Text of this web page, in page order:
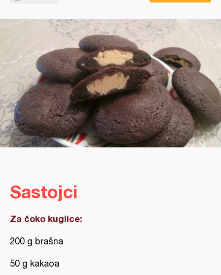
Sastojci
Za čoko kuglice:
200 g brašna
50 g kakaoa